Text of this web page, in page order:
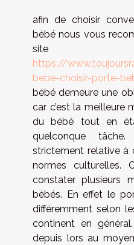
afin de choisir
bébé nous vous
site
https://
bebe-choisir-porte-
bébé demeure une
car c’est la meilleure
du bébé tout en
quelconque
strictement relative à
normes culturelles.
constater plusieurs
bébés. En effet le
différemment selon
continent en
depuis lors au